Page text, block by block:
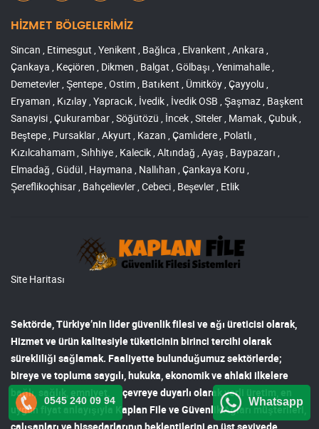
HİZMET BÖLGELERİMİZ
Sincan , Etimesgut , Yenikent , Bağlıca , Elvankent , Ankara ,
Çankaya , Keçiören , Dikmen , Balgat , Gölbaşı , Yenimahalle ,
Demetevler , Şentepe , Ostim , Batıkent , Ümitköy , Çayyolu ,
Eryaman , Kızılay , Yapracık , İvedik , İvedik OSB , Şaşmaz , Başkent
Sanayisi , Çukurambar , Söğütözü , İncek , Siteler , Mamak , Çubuk ,
Beştepe , Pursaklar , Akyurt , Kazan , Çamlıdere , Polatlı ,
Kızılcahamam , Sıhhiye , Kalecik , Altındağ , Ayaş , Baypazarı ,
Elmadağ , Güdül , Haymana , Nallıhan , Çankaya Koru ,
Şereflikoçhisar , Bahçelievler , Cebeci , Beşevler , Etlik
Site Haritası
Sektörde, Türkiye’nin lidergüvenlik filesi ve ağı üreticisi olarak,
Hizmet ve ürün kalitesiyle tüketicinin birinci tercihi olarak
sürekliliği sağlamak. Faaliyette bulunduğumuz sektörlerde;
bireye ve topluma saygılı, hukuka, ekonomik ve ahlaki ilkelere
bağlı, sağlık, emniyet, çevreye duyarlı olarak yerli üretim, en
uygun fiyat anlayışıyla
Kaplan File ve Güvenlik Ağlarımüşterileri,
çalışanları ve hissedarlarının beklentilerini en üst seviyede
0545 240 09 94 Whatsapp